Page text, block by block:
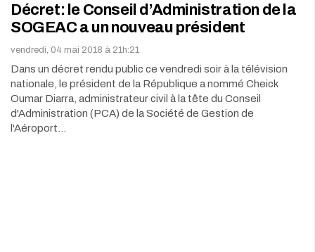
Décret: le Conseil d’Administration de la
SOGEAC a un nouveau président
vendredi, 04 mai 2018 à 21h:21
Dans un décret rendu public ce vendredi soir à la télévision
nationale, le président de la République a nommé Cheick
Oumar Diarra, administrateur civil à la tête du Conseil
d'Administration (PCA) de la Société de Gestion de
l'Aéroport…